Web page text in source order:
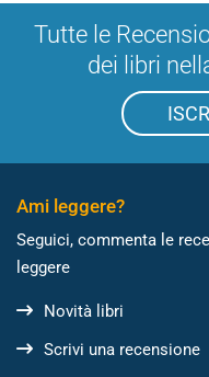
Tutte le
dei libri
Ami leggere?
Seguici, commenta le
leggere
Novità libri
Scrivi una recensione